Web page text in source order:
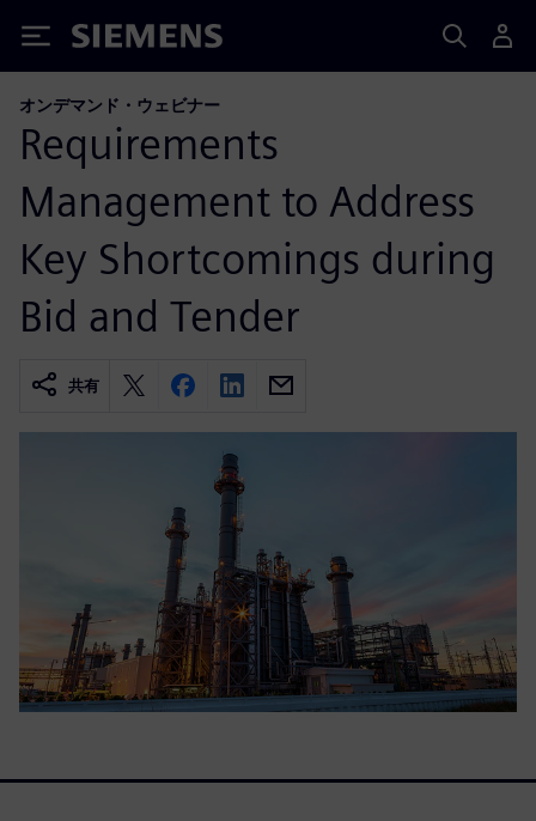
Siemens
オンデマンド・ウェビナー
Requirements
Management to Address
Key Shortcomings during
Bid and Tender
共有